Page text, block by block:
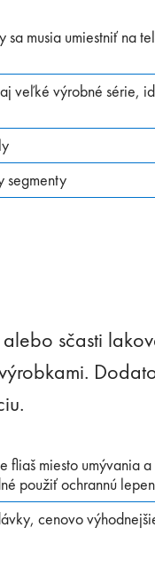
sa musia umiestniť na
veľké výrobné série,
segmenty
sčasti
fliaš miesto umývania
použiť ochrannú
cenovo